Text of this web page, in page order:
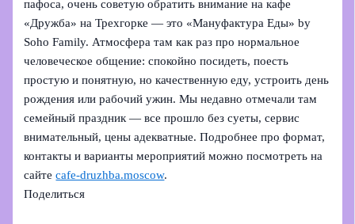
пафоса, очень советую обратить внимание на кафе
«Дружба» на Трехгорке — это «Мануфактура Еды» by
Soho Family. Атмосфера там как раз про нормальное
человеческое общение: спокойно посидеть, поесть
простую и понятную, но качественную еду, устроить день
рождения или рабочий ужин. Мы недавно отмечали там
семейный праздник — все прошло без суеты, сервис
внимательный, цены адекватные. Подробнее про формат,
контакты и варианты мероприятий можно посмотреть на
сайтеcafe-druzhba.moscow.
Поделиться